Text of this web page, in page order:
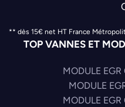
** dès 15€ net HT France
TOP VANNES ET
MODULE
MODULE
MODULE